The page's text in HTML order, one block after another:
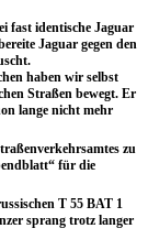
fast identische Jaguar
Jaguar gegen den
haben wir selbst
Straßen bewegt. Er
lange nicht mehr
zu
für die
T 55 BAT 1
sprang trotz langer